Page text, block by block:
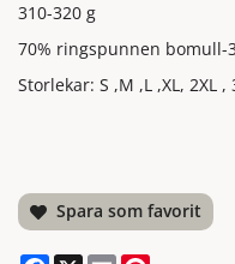
310-320 g
70% ringspunnen bomull-
Storlekar: S ,M ,L ,XL, 2XL ,
Spara som favorit